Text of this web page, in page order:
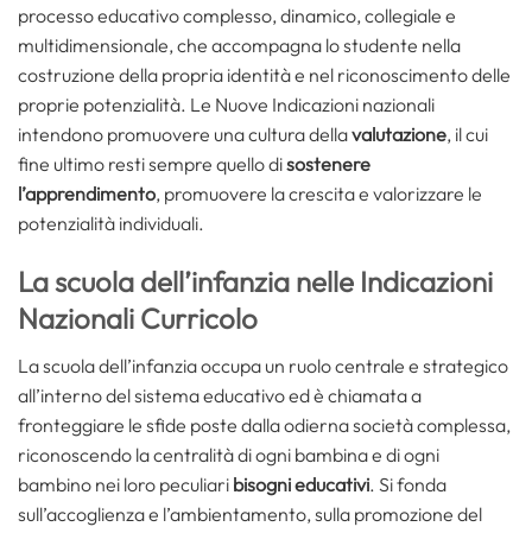
processo educativo complesso, dinamico, collegiale e
multidimensionale, che accompagna lo studente nella
costruzione della propria identità e nel riconoscimento delle
proprie potenzialità. Le Nuove Indicazioni nazionali
intendono promuovere una cultura dellavalutazione, il cui
fine ultimo resti sempre quello disostenere
l’apprendimento, promuovere la crescita e valorizzare le
potenzialità individuali.
La scuola dell’infanzia nelle Indicazioni
Nazionali Curricolo
La scuola dell’infanzia occupa un ruolo centrale e strategico
all’interno del sistema educativo ed è chiamata a
fronteggiare le sfide poste dalla odierna società complessa,
riconoscendo la centralità di ogni bambina e di ogni
bambino nei loro peculiari bisogni educativi. Si fonda
sull’accoglienza e l’ambientamento, sulla promozione del